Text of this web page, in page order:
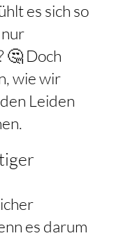
es sich so
🤔 Doch
wie wir
Leiden
Dankbarkeit ist ein wirklicher
es darum